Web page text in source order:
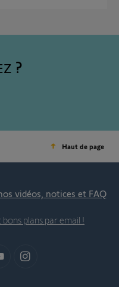
Haut de page
vidéos, notices et FAQ
plans par email !